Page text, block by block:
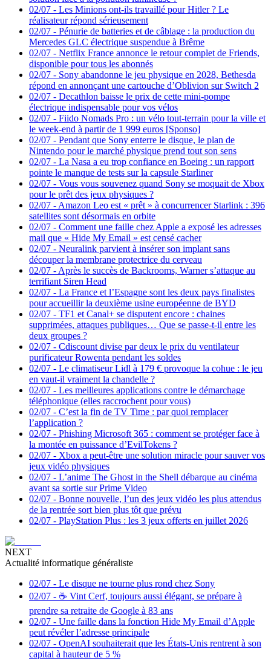
02/07 - Les Minions ont-ils travaillé pour Hitler ? Le
réalisateur répond sérieusement
02/07 - Pénurie de batteries et de câblage : la production du
Mercedes GLC électrique suspendue à Brême
02/07 - Netflix France annonce le retour complet de Friends,
disponible pour tous les abonnés
02/07 - Sony abandonne le jeu physique en 2028, Bethesda
répond en annonçant une cartouche d’Oblivion sur Switch 2
02/07 - Decathlon baisse le prix de cette mini-pompe
électrique indispensable pour vos vélos
02/07 - Fiido Nomads Pro : un vélo tout-terrain pour la ville et
le week-end à partir de 1 999 euros [Sponso]
02/07 - Pendant que Sony enterre le disque, le plan de
Nintendo pour le marché physique prend tout son sens
02/07 - La Nasa a eu trop confiance en Boeing : un rapport
pointe le manque de tests sur la capsule Starliner
02/07 - Vous vous souvenez quand Sony se moquait de Xbox
pour le prêt des jeux physiques ?
02/07 - Amazon Leo est « prêt » à concurrencer Starlink : 396
satellites sont désormais en orbite
02/07 - Comment une faille chez Apple a exposé les adresses
mail que « Hide My Email » est censé cacher
02/07 - Neuralink parvient à insérer son implant sans
découper la membrane protectrice du cerveau
02/07 - Après le succès de Backrooms, Warner s’attaque au
terrifiant Siren Head
02/07 - La France et l’Espagne sont les deux pays finalistes
pour accueillir la deuxième usine européenne de BYD
02/07 - TF1 et Canal+ se disputent encore : chaines
supprimées, attaques publiques… Que se passe-t-il entre les
deux groupes ?
02/07 - Cdiscount divise par deux le prix du ventilateur
purificateur Rowenta pendant les soldes
02/07 - Le climatiseur Lidl à 179 € provoque la cohue : le jeu
en vaut-il vraiment la chandelle ?
02/07 - Les meilleures applications contre le démarchage
téléphonique (elles raccrochent pour vous)
02/07 - C’est la fin de TV Time : par quoi remplacer
l’application ?
02/07 - Phishing Microsoft 365 : comment se protéger face à
la montée en puissance d’EvilTokens ?
02/07 - Xbox a peut-être une solution miracle pour sauver vos
jeux vidéo physiques
02/07 - L’anime The Ghost in the Shell débarque au cinéma
avant sa sortie sur Prime Video
02/07 - Bonne nouvelle, l’un des jeux vidéo les plus attendus
de la rentrée sort bien plus tôt que prévu
02/07 - PlayStation Plus : les 3 jeux offerts en juillet 2026
NEXT
Actualité informatique généraliste
02/07 - Le disque ne tourne plus rond chez Sony
02/07 - ☕️ Vint Cerf, toujours aussi élégant, se prépare à
prendre sa retraite de Google à 83 ans
02/07 - Une faille dans la fonction Hide My Email d’Apple
peut révéler l’adresse principale
02/07 - OpenAI souhaiterait que les États-Unis rentrent à son
capital à hauteur de 5 %